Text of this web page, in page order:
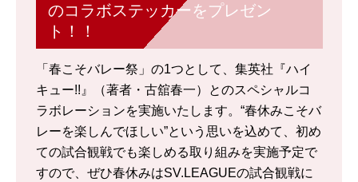
のコラボステッカーをプレゼン
ト！！
「春こそバレー祭」の1つとして、集英社『ハイ
キュー!!』（著者・古舘春一）とのスペシャルコ
ラボレーションを実施いたします。“春休みこそバ
レーを楽しんでほしい”という思いを込めて、初め
ての試合観戦でも楽しめる取り組みを実施予定で
すので、ぜひ春休みはSV.LEAGUEの試合観戦に